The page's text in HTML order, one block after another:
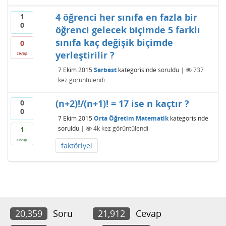
1
0
0
cevap
4 öğrenci her sınıfa en fazla bir
öğrenci gelecek biçimde 5 farklı
sınıfa kaç değişik biçimde
yerleştirilir ?
7 Ekim 2015 Serbestkategorisinde soruldu |
737
kez görüntülendi
0
0
1
cevap
(n+2)!/(n+1)! = 17 ise n kaçtır ?
7 Ekim 2015 Orta Öğretim Matematikkategorisinde
soruldu | 4kkez görüntülendi
faktöriyel
20,359 Soru 21,912
Cevap